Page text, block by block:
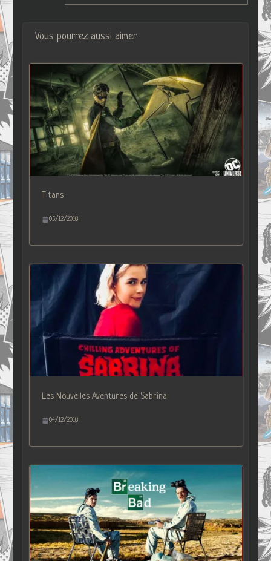
Vous pourrez aussi aimer
Titans
05/12/2018
Les Nouvelles Aventures de Sabrina
04/12/2018